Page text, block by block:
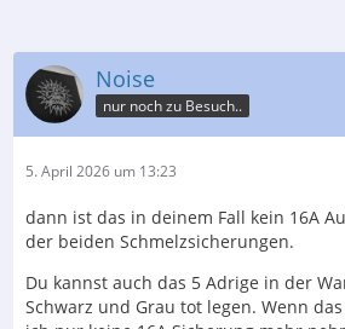
Noise
nur noch zu Besuch..
5. April 2026 um 13:23
dann ist das in deinem Fall kein 16A
der beiden Schmelzsicherungen.
Du kannst auch das 5 Adrige in der
Schwarz und Grau tot legen. Wenn